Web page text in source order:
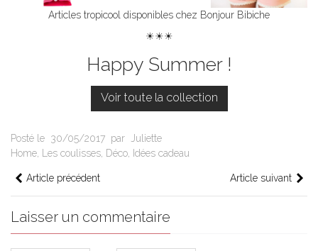
Articles tropicool disponibles chez Bonjour Bibiche
☀☀☀
Happy Summer !
Voir toute la collection
Posté le 30/05/2017 par Juliette
Home, Les coulisses, Déco, Idées cadeau
Article précédent Article suivant
Laisser un commentaire